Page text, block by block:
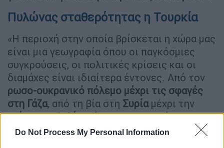
Do Not Process My Personal Information
Πυλώνας σταθερότητας η Τουρκία
«Η περιοχή στην οποία βρίσκεται η χώρα μας
είναι μια γεωγραφία όπου οι παγκόσμιες
συγκρούσεις, οι πολιτικές κρίσεις και οι
διαμάχες είναι ιδιαίτερα έντονες. Από τον
ρωσο-ουκρανικό πόλεμο μέχρι τις σφαγές
στη Γάζα, από τη βία στη Συρίαμέχρι την
κρίση στη Λιβύη, κάθε περιστατικό που
απασχολεί την ατζέντα της ανθρωπότητας